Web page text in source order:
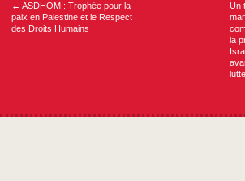
← ASDHOM : Trophée pour la
paix en Palestine et le Respect
des Droits Humains
Un
la